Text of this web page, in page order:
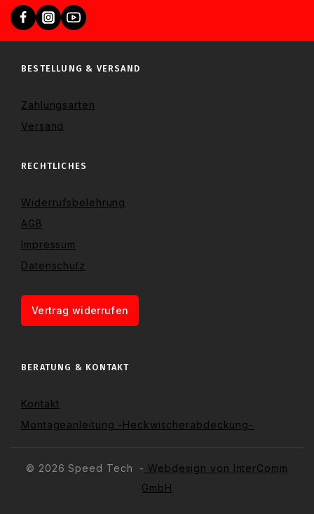
BESTELLUNG & VERSAND
Zahlungsarten
Versand
RECHTLICHES
Widerrufsbelehrung
AGB
Impressum
Datenschutz
Vertrag widerrufen
BERATUNG & KONTAKT
Kontakt
Montageanleitung -Heckwischerabdeckung-
© 2026 Speed Tech - Webdesign von InterComm
GmbH